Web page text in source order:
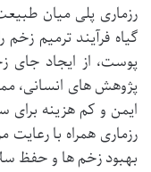
رزماری پلی میان
گیاه فرآیند ترمیم
پوست، از ایجاد جای
پژوهش های انسانی،
ایمن و کم هزینه برای
رزماری همراه با
بهبود زخم ها و حفظ